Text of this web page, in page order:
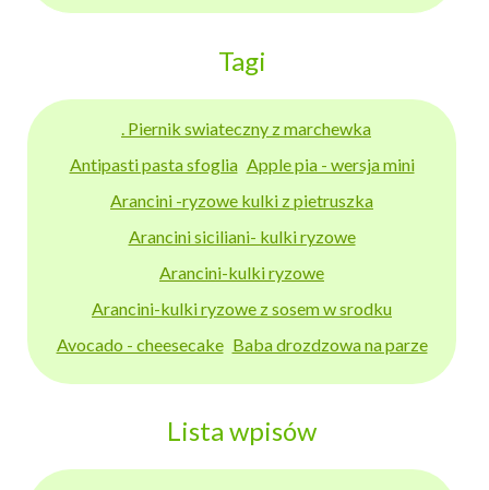
Tagi
. Piernik swiateczny z marchewka
Antipasti pasta sfoglia Apple pia - wersja mini
Arancini -ryzowe kulki z pietruszka
Arancini siciliani- kulki ryzowe
Arancini-kulki ryzowe
Arancini-kulki ryzowe z sosem w srodku
Avocado - cheesecake Baba drozdzowa na parze
Lista wpisów